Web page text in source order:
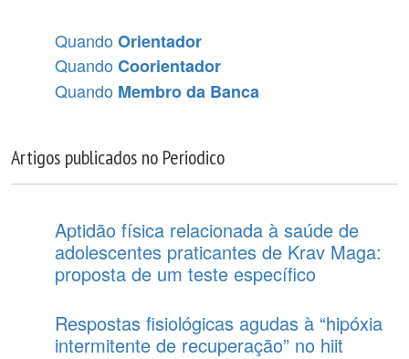
Quando Orientador
Quando Coorientador
Quando Membro da Banca
Artigos publicados no Periodico
Aptidão física relacionada à saúde de
adolescentes praticantes de Krav Maga:
proposta de um teste específico
Respostas fisiológicas agudas à “hipóxia
intermitente de recuperação” no hiit